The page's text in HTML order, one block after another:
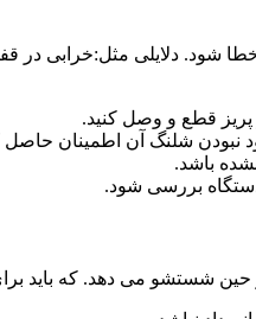
شود. دلایلی مثل:خرابی در
پریز قطع و وصل کنید.
نبودن شلنگ آن اطمینان حاصل
باشد.
بررسی شود.
حین شستشو می دهد. که باید